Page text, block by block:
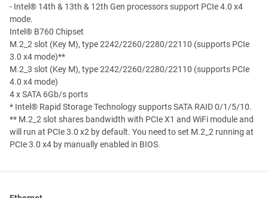
- Intel® 14th & 13th & 12th Gen processors support PCIe 4.0 x4
mode.
Intel® B760 Chipset
M.2_2 slot (Key M), type 2242/2260/2280/22110 (supports PCIe
3.0 x4 mode)**
M.2_3 slot (Key M), type 2242/2260/2280/22110 (supports PCIe
4.0 x4 mode)
4 x SATA 6Gb/s ports
* Intel® Rapid Storage Technology supports SATA RAID 0/1/5/10.
** M.2_2 slot shares bandwidth with PCIe X1 and WiFi module and
will run at PCIe 3.0 x2 by default. You need to set M.2_2 running at
PCIe 3.0 x4 by manually enabled in BIOS.